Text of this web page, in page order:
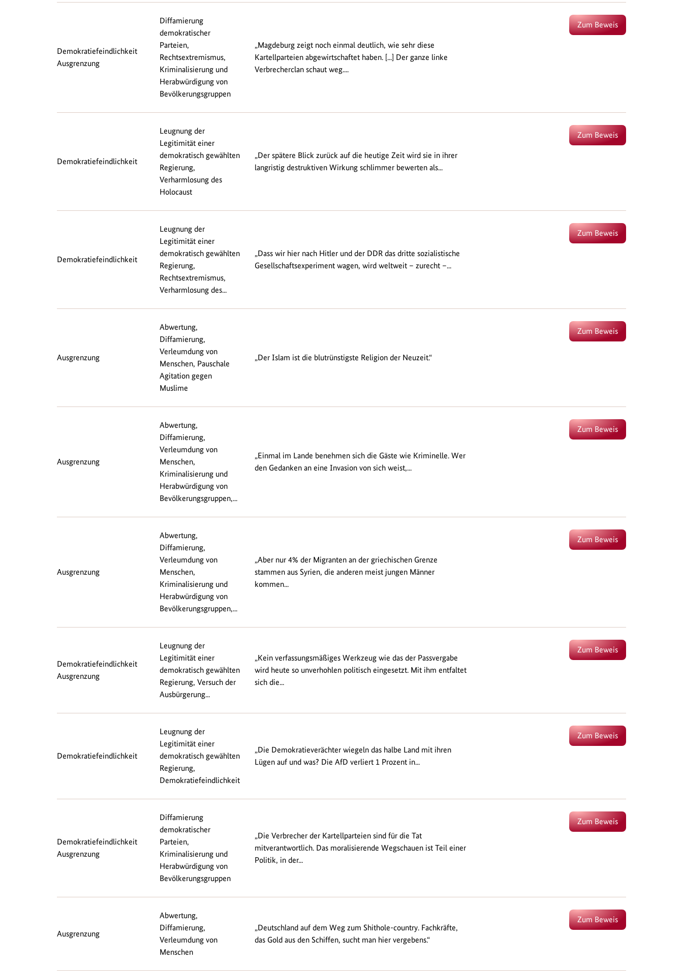
Demokratiefeindlichkeit
Ausgrenzung
Diffamierung
demokratischer
Parteien,
Rechtsextremismus,
Kriminalisierung und
Herabwürdigung von
Bevölkerungsgruppen
„Magdeburg zeigt noch einmal deutlich, wie sehr diese
Kartellparteien abgewirtschaftet haben. [...] Der ganze linke
Verbrecherclan schaut weg....
Zum Beweis
Demokratiefeindlichkeit
Leugnung der
Legitimität einer
demokratisch gewählten
Regierung,
Verharmlosung des
Holocaust
„Der spätere Blick zurück auf die heutige Zeit wird sie in ihrer
langristig destruktiven Wirkung schlimmer bewerten als...
Zum Beweis
Demokratiefeindlichkeit
Leugnung der
Legitimität einer
demokratisch gewählten
Regierung,
Rechtsextremismus,
Verharmlosung des...
„Dass wir hier nach Hitler und der DDR das dritte sozialistische
Gesellschaftsexperiment wagen, wird weltweit – zurecht –...
Zum Beweis
Ausgrenzung
Abwertung,
Diffamierung,
Verleumdung von
Menschen, Pauschale
Agitation gegen
Muslime
„Der Islam ist die blutrünstigste Religion der Neuzeit.“
Zum Beweis
Ausgrenzung
Abwertung,
Diffamierung,
Verleumdung von
Menschen,
Kriminalisierung und
Herabwürdigung von
Bevölkerungsgruppen,...
„Einmal im Lande benehmen sich die Gäste wie Kriminelle. Wer
den Gedanken an eine Invasion von sich weist,...
Zum Beweis
Ausgrenzung
Abwertung,
Diffamierung,
Verleumdung von
Menschen,
Kriminalisierung und
Herabwürdigung von
Bevölkerungsgruppen,...
„Aber nur 4% der Migranten an der griechischen Grenze
stammen aus Syrien, die anderen meist jungen Männer
kommen...
Zum Beweis
Demokratiefeindlichkeit
Ausgrenzung
Leugnung der
Legitimität einer
demokratisch gewählten
Regierung, Versuch der
Ausbürgerung...
„Kein verfassungsmäßiges Werkzeug wie das der Passvergabe
wird heute so unverhohlen politisch eingesetzt. Mit ihm entfaltet
sich die...
Zum Beweis
Demokratiefeindlichkeit
Leugnung der
Legitimität einer
demokratisch gewählten
Regierung,
Demokratiefeindlichkeit
„Die Demokratieverächter wiegeln das halbe Land mit ihren
Lügen auf und was? Die AfD verliert 1 Prozent in...
Zum Beweis
Demokratiefeindlichkeit
Ausgrenzung
Diffamierung
demokratischer
Parteien,
Kriminalisierung und
Herabwürdigung von
Bevölkerungsgruppen
„Die Verbrecher der Kartellparteien sind für die Tat
mitverantwortlich. Das moralisierende Wegschauen ist Teil einer
Politik, in der...
Zum Beweis
Ausgrenzung
Abwertung,
Diffamierung,
Verleumdung von
Menschen
„Deutschland auf dem Weg zum Shithole-country. Fachkräfte,
das Gold aus den Schiffen, sucht man hier vergebens.“
Zum Beweis